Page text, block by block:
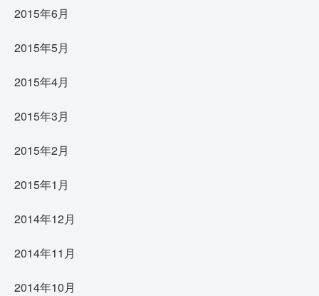
2015年6月
2015年5月
2015年4月
2015年3月
2015年2月
2015年1月
2014年12月
2014年11月
2014年10月